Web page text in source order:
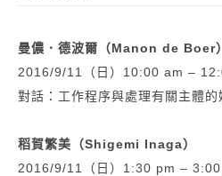
曼儂．德波爾（Manon de Boer
2016/9/11（日）10:00 am –
對話：工作程序與處理有關主體
稻賀繁美（Shigemi Inaga）
2016/9/11（日）1:30 pm –